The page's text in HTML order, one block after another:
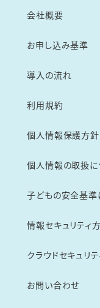
会社概要
お申し込み基準
導入の流れ
利用規約
個人情報保護方針
個人情報の取扱に
子どもの安全基準
情報セキュリティ
クラウドセキュリ
お問い合わせ